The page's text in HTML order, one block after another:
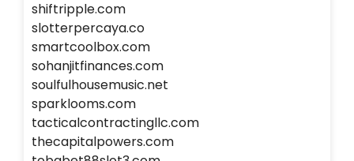
shiftripple.com
slotterpercaya.co
smartcoolbox.com
sohanjitfinances.com
soulfulhousemusic.net
sparklooms.com
tacticalcontractingllc.com
thecapitalpowers.com